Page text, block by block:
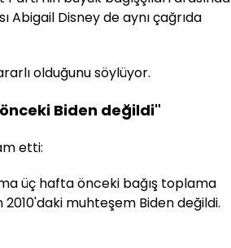
Abigail Disney de aynı çağrıda
olduğunu söylüyor.
Biden değildi"
etti:
üç hafta önceki bağış toplama
muhteşem Biden değildi.